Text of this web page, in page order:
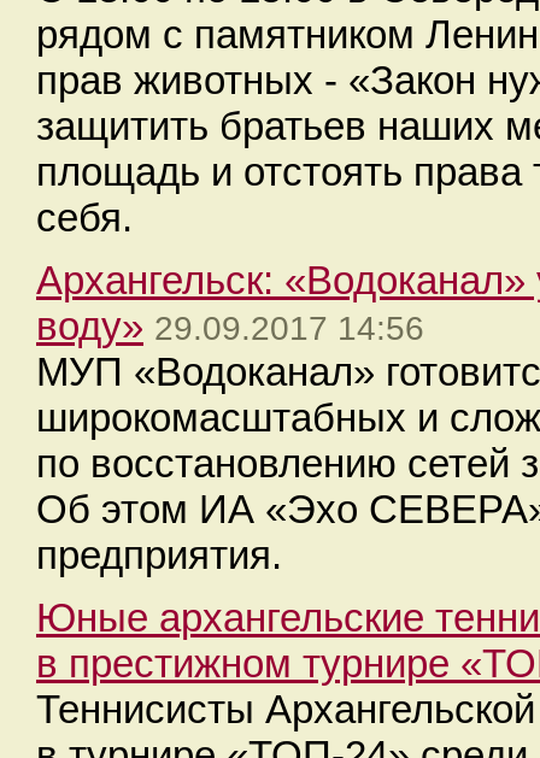
рядом с памятником
прав животных - «Закон
защитить братьев наших
площадь и отстоять права
себя.
Архангельск: «Водоканал»
воду» 29.09.2017 14:56
МУП «Водоканал»
широкомасштабных и
по восстановлению
Об этом ИА «Эхо СЕВЕРА»
предприятия.
Юные архангельские
в престижном турнире
Теннисисты